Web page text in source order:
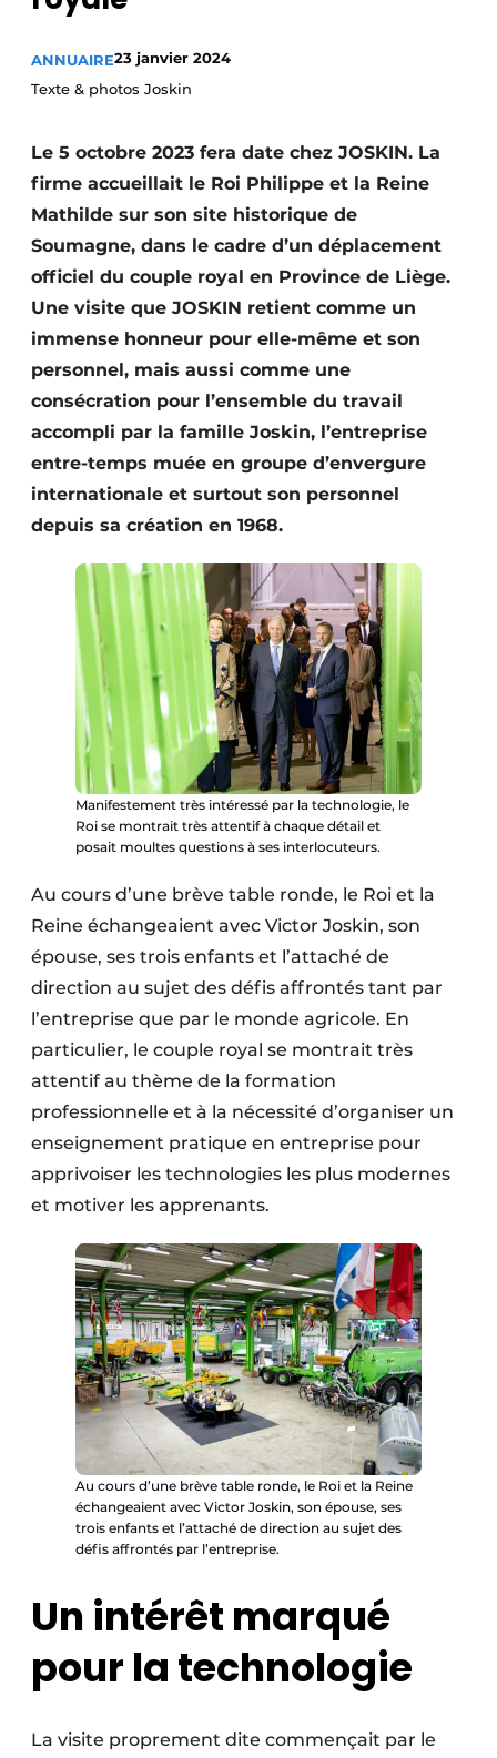
Video’s
Contrôle d’accès
Éclairage
Fondations
Façades
Géotextiles
Infrastructures souterraines et égouttage
Protection solaire
Rénovation
Sécurité incendie
Software
Techniques ferroviaires
Travaux ferroviaires
ANNUAIRE23 janvier 2024
Texte & photos Joskin
Le 5 octobre 2023 fera date chez JOSKIN. La
firme accueillait le Roi Philippe et la Reine
Mathilde sur son site historique de
Soumagne, dans le cadre d’un déplacement
officiel du couple royal en Province de Liège.
Une visite que JOSKIN retient comme un
immense honneur pour elle-même et son
personnel, mais aussi comme une
consécration pour l’ensemble du travail
accompli par la famille Joskin, l’entreprise
entre-temps muée en groupe d’envergure
internationale et surtout son personnel
depuis sa création en 1968.
Manifestement très intéressé par la technologie, le
Roi se montrait très attentif à chaque détail et
posait moultes questions à ses interlocuteurs.
Au cours d’une brève table ronde, le Roi et la
Reine échangeaient avec Victor Joskin, son
épouse, ses trois enfants et l’attaché de
direction au sujet des défis affrontés tant par
l’entreprise que par le monde agricole. En
particulier, le couple royal se montrait très
attentif au thème de la formation
professionnelle et à la nécessité d’organiser un
enseignement pratique en entreprise pour
apprivoiser les technologies les plus modernes
et motiver les apprenants.
Au cours d’une brève table ronde, le Roi et la Reine
échangeaient avec Victor Joskin, son épouse, ses
trois enfants et l’attaché de direction au sujet des
défis affrontés par l’entreprise.
Un intérêt marqué
pour la technologie
La visite proprement dite commençait par le